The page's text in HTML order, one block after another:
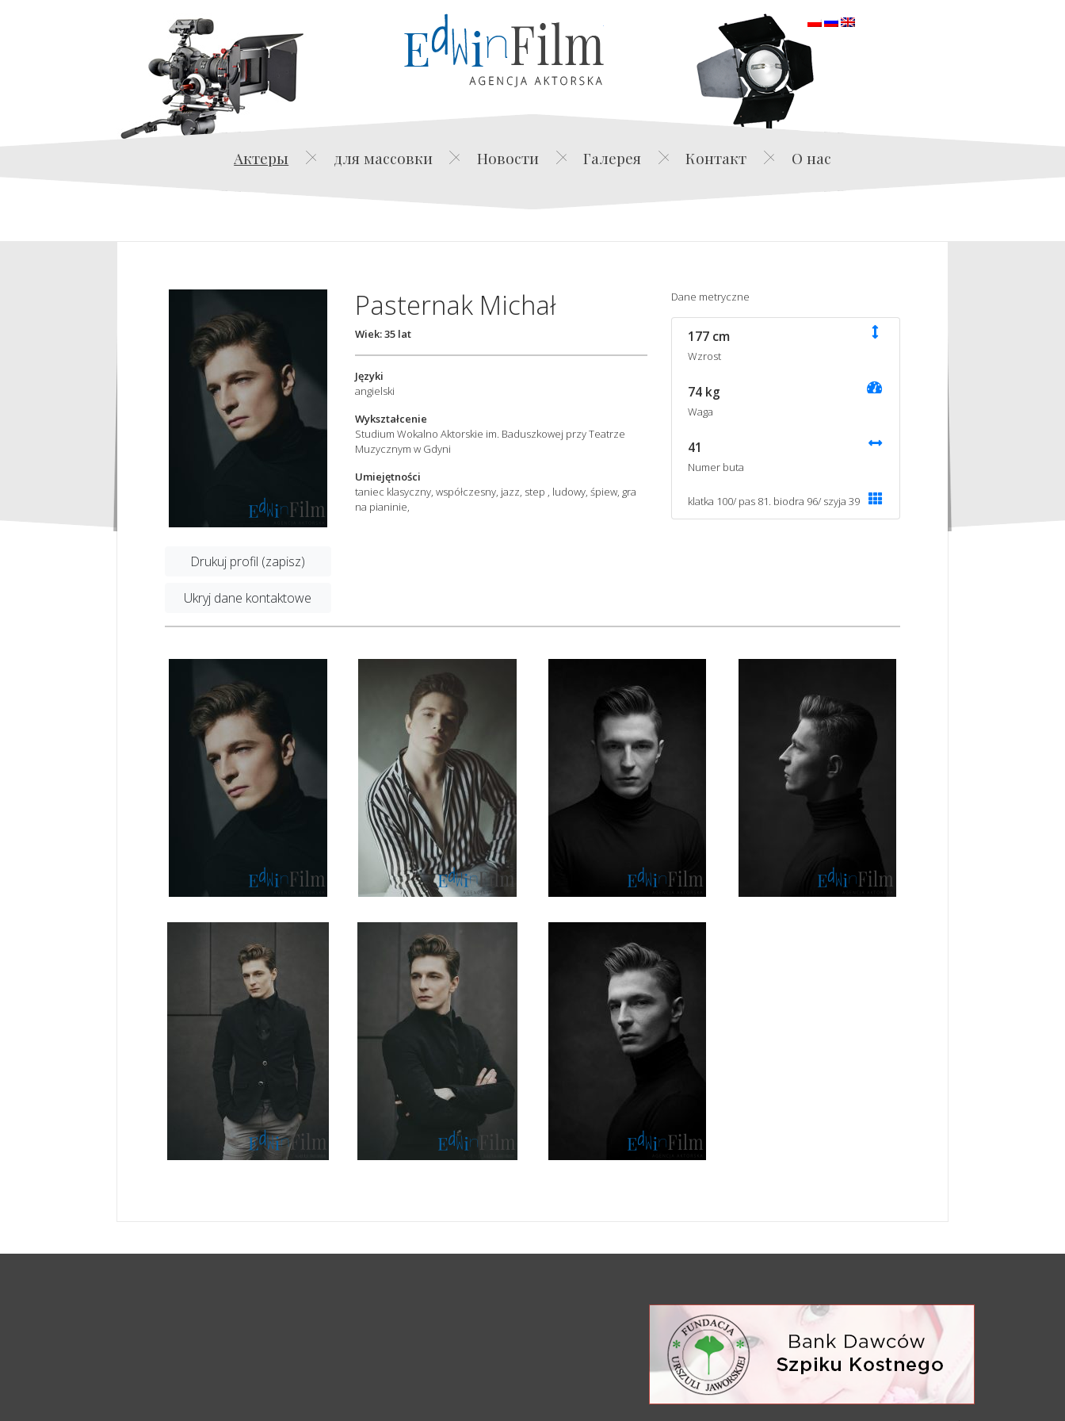
Edwin Film Agencja Aktorska
Актеры для массовки Новости Галерея Контакт О нас
Drukuj profil (zapisz)
Ukryj dane kontaktowe
Pasternak Michał
Wiek: 35 lat
Języki
angielski
Wykształcenie
Studium Wokalno Aktorskie im. Baduszkowej przy Teatrze
Muzycznym w Gdyni
Umiejętności
taniec klasyczny, współczesny, jazz, step , ludowy, śpiew, gra
na pianinie,
Dane metryczne
177 cm
Wzrost
74 kg
Waga
41
Numer buta
klatka 100/ pas 81. biodra 96/ szyja 39